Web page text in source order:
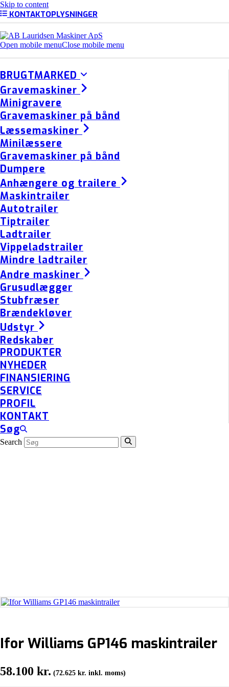
Skip to content
KONTAKTOPLYSNINGER
Open mobile menuClose mobile menu
BRUGTMARKED
Gravemaskiner
Minigravere
Gravemaskiner på bånd
Læssemaskiner
Minilæssere
Gravemaskiner på bånd
Dumpere
Anhængere og trailere
Maskintrailer
Autotrailer
Tiptrailer
Ladtrailer
Vippeladstrailer
Mindre ladtrailer
Andre maskiner
Grusudlægger
Stubfræser
Brændekløver
Udstyr
Redskaber
PRODUKTER
NYHEDER
FINANSIERING
SERVICE
PROFIL
KONTAKT
Søg
Search
Ifor Williams GP146 maskintrailer
58.100 kr. (72.625 kr. inkl. moms)